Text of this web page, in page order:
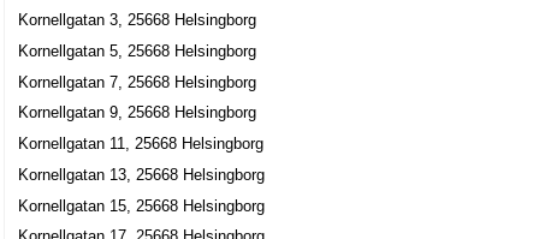
Kornellgatan 3, 25668 Helsingborg
Kornellgatan 5, 25668 Helsingborg
Kornellgatan 7, 25668 Helsingborg
Kornellgatan 9, 25668 Helsingborg
Kornellgatan 11, 25668 Helsingborg
Kornellgatan 13, 25668 Helsingborg
Kornellgatan 15, 25668 Helsingborg